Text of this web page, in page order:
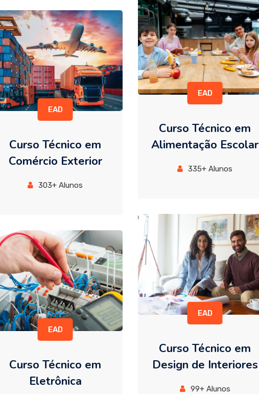
EAD
Curso Técnico em
Alimentação Escolar
335+ Alunos
EAD
Curso Técnico em
Comércio Exterior
303+ Alunos
EAD
Curso Técnico em
Design de Interiores
99+ Alunos
EAD
Curso Técnico em
Eletrônica